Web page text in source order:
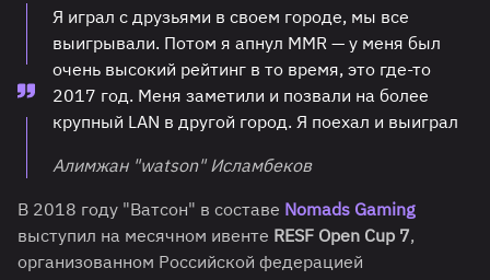
Я играл с друзьями в своем городе, мы все
выигрывали. Потом я апнул MMR — у меня был
очень высокий рейтинг в то время, это где-то
2017 год. Меня заметили и позвали на более
крупный LAN в другой город. Я поехал и выиграл
Алимжан "watson" Исламбеков
В 2018 году "Ватсон" в составе Nomads Gaming
выступил на месячном ивенте RESF Open Cup 7,
организованном Российской федерацией